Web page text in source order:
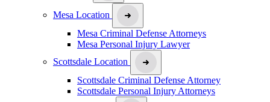
Mesa Location
Mesa Criminal Defense Attorneys
Mesa Personal Injury Lawyer
Scottsdale Location
Scottsdale Criminal Defense Attorney
Scottsdale Personal Injury Attorneys